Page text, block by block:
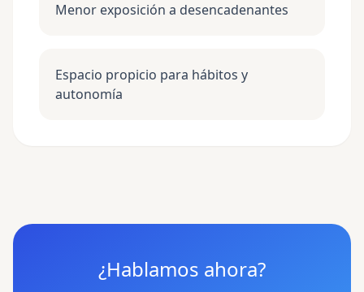
Menor exposición a desencadenantes
Espacio propicio para hábitos y
autonomía
¿Hablamos ahora?